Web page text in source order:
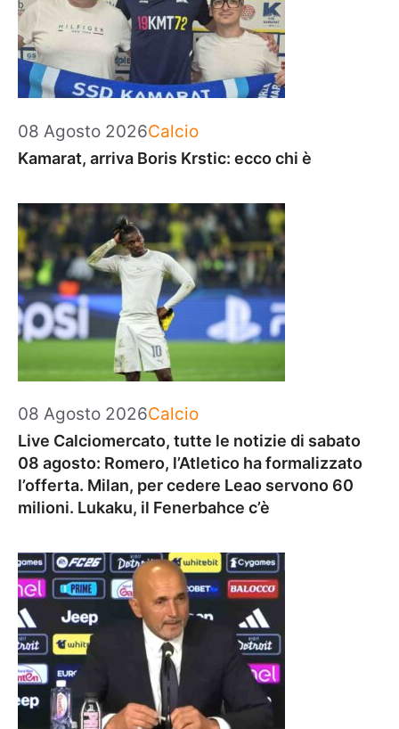
08 Agosto 2026Categorie
Calcio
Kamarat, arriva Boris Krstic: ecco chi è
08 Agosto 2026Categorie
Calcio
Live Calciomercato, tutte le notizie di sabato
08 agosto: Romero, l’Atletico ha formalizzato
l’offerta. Milan, per cedere Leao servono 60
milioni. Lukaku, il Fenerbahce c’è